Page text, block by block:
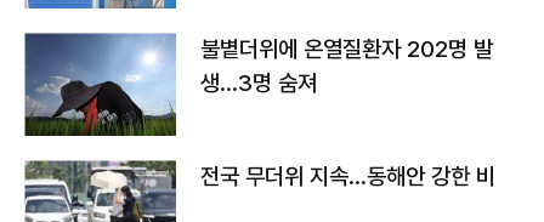
불볕더위에 온열질환자 202명 발
생…3명 숨져
전국 무더위 지속…동해안 강한 비